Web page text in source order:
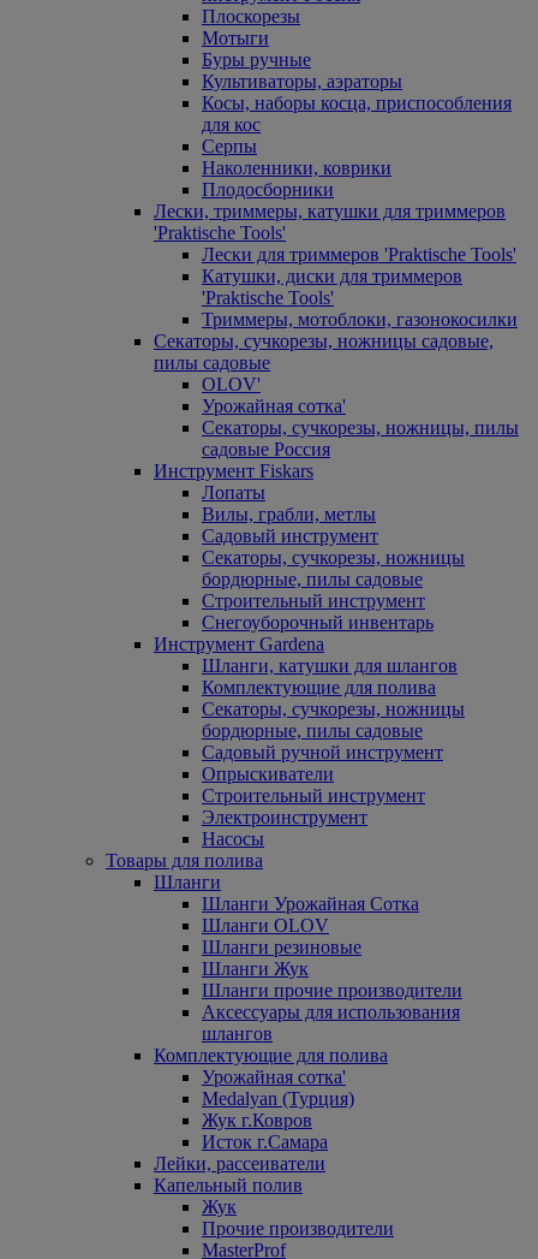
Плоскорезы
Мотыги
Буры ручные
Культиваторы, аэраторы
Косы, наборы косца, приспособления
для кос
Серпы
Наколенники, коврики
Плодосборники
Лески, триммеры, катушки для триммеров
'Praktische Tools'
Лески для триммеров 'Praktische Tools'
Катушки, диски для триммеров
'Praktische Tools'
Триммеры, мотоблоки, газонокосилки
Секаторы, сучкорезы, ножницы садовые,
пилы садовые
OLOV'
Урожайная сотка'
Секаторы, сучкорезы, ножницы, пилы
садовые Россия
Инструмент Fiskars
Лопаты
Вилы, грабли, метлы
Садовый инструмент
Секаторы, сучкорезы, ножницы
бордюрные, пилы садовые
Строительный инструмент
Снегоуборочный инвентарь
Инструмент Gardena
Шланги, катушки для шлангов
Комплектующие для полива
Секаторы, сучкорезы, ножницы
бордюрные, пилы садовые
Садовый ручной инструмент
Опрыскиватели
Строительный инструмент
Электроинструмент
Насосы
Товары для полива
Шланги
Шланги Урожайная Сотка
Шланги OLOV
Шланги резиновые
Шланги Жук
Шланги прочие производители
Аксессуары для использования
шлангов
Комплектующие для полива
Урожайная сотка'
Medalyan (Турция)
Жук г.Ковров
Исток г.Самара
Лейки, рассеиватели
Капельный полив
Жук
Прочие производители
MasterProf